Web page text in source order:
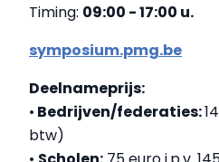
Timing: 09:00 - 17:00 u.
symposium.pmg.be
Deelnameprijs:
• Bedrijven/federaties:
btw)